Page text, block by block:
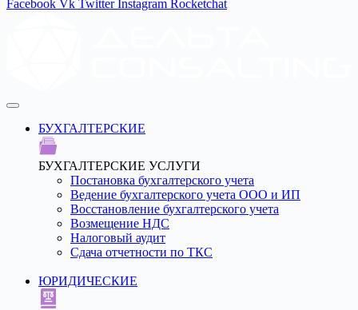
Facebook Vk Twitter Instagram Rocketchat
БУХГАЛТЕРСКИЕ
БУХГАЛТЕРСКИЕ УСЛУГИ
Постановка бухгалтерского учета
Ведение бухгалтерского учета ООО и ИП
Восстановление бухгалтерского учета
Возмещение НДС
Налоговый аудит
Сдача отчетности по ТКС
ЮРИДИЧЕСКИЕ